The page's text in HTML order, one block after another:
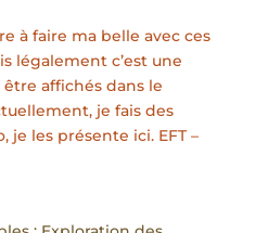
à faire ma belle avec ces
légalement c’est une
affichés dans le
je fais des
je les présente ici. EFT –